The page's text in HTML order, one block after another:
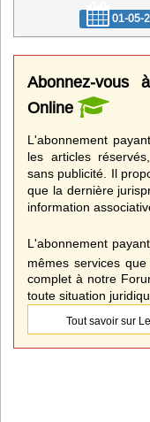
01-05-
Abonnez-
Online
L'abonnement
les articles
sans publicité. Il
que la dernière
information
L'abonnement
mêmes services que
complet à notre
toute situation
Tout savoir sur